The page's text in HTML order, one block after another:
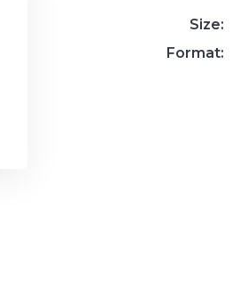
Size:
Format: